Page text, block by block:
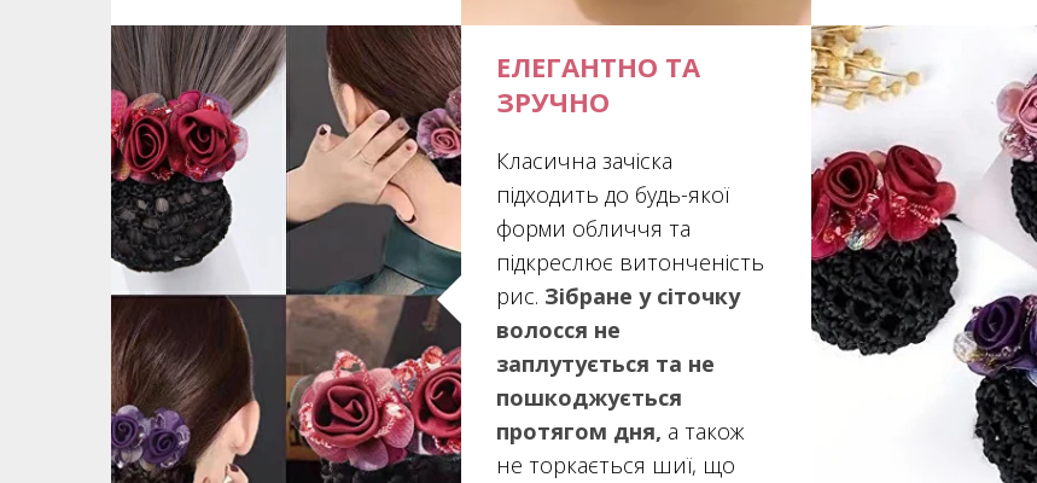
ЕЛЕГАНТНО ТА
ЗРУЧНО
Класична зачіска
підходить до будь-якої
форми обличчя та
підкреслює витонченість
рис. Зібране у сіточку
волосся не
заплутується та не
пошкоджується
протягом дня, а також
не торкається шиї, що